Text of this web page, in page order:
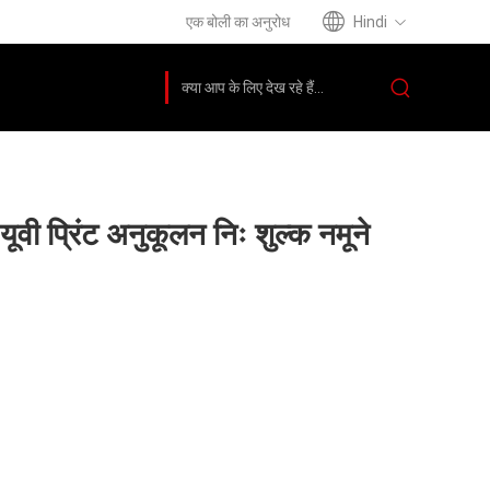
एक बोली का अनुरोध Hindi
प्रिंट अनुकूलन निः शुल्क नमूने